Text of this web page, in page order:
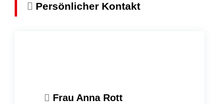
Persönlicher Kontakt
Frau Anna Rott